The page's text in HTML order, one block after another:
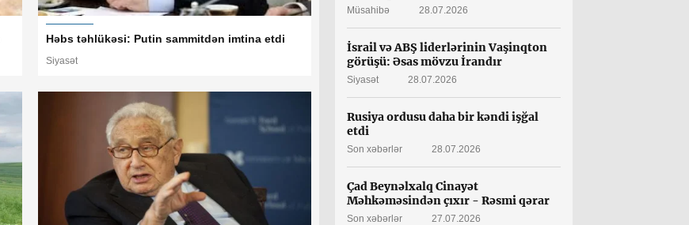
Həbs təhlükəsi: Putin sammitdən imtina etdi
Siyasət
Müsahibə 28.07.2026
İsrail və ABŞ liderlərinin Vaşinqton
görüşü: Əsas mövzu İrandır
Siyasət 28.07.2026
Rusiya ordusu daha bir kəndi işğal
etdi
Son xəbərlər 28.07.2026
Çad Beynəlxalq Cinayət
Məhkəməsindən çıxır - Rəsmi qərar
Son xəbərlər 27.07.2026